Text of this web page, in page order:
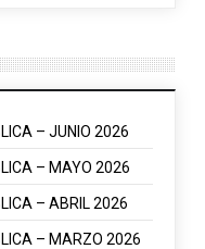
– JUNIO 2026
– MAYO 2026
– ABRIL 2026
– MARZO 2026